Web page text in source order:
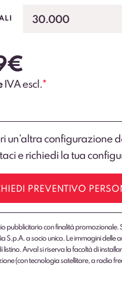
30.000
€
IVA escl.*
un’altra configurazione
e richiedi la tua
PREVENTIVO
pubblicitario con finalità
S.p.A. a socio unico. Le immagini delle
listino. Arval si riserva la facoltà di
(con tecnologia satellitare, a radio